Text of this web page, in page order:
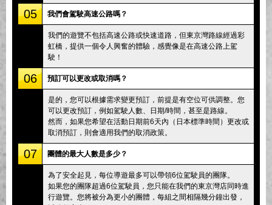
05 我們會駕駛高速公路嗎？
我們的遊覽不包括高速公路或快速道路，但東京灣路線經過彩
虹橋，提供一個令人興奮的體驗，感覺像是在高速公路上駕
駛！
06 預訂可以更改或取消嗎？
是的，您可以根據需求變更預訂，前提是有空位可供調整。您
可以更改預訂，例如駕駛人數、日期/時間，甚至是路線。
然而，如果您希望在活動日期前6天內（日本標準時間）更改或
取消預訂，則會適用我們的取消政策。
07 團體的最大人數是多少？
為了安全起見，每位導遊最多可以帶領6位駕駛員的團隊。
如果您的團隊超過6位駕駛員，您只能在我們的東京灣店同時進
行遊覽。您將被分為更小的團體，每組之間相隔幾分鐘出發，